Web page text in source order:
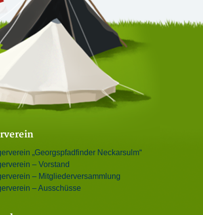
„Georgspfadfinder Neckarsulm“
– Vorstand
– Mitgliederversammlung
– Ausschüsse